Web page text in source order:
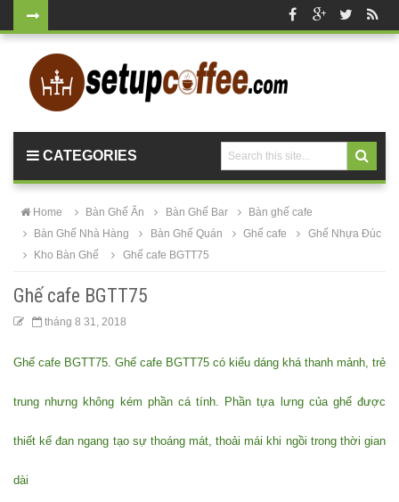
mặt đá
chân mạ
coban tiếp
khách sang
trọng
Bàn ghế gỗ
hàng
vintage tại
CATEGORIES
Home Bàn Ghế Ăn Bàn Ghế Bar
Bàn ghế cafe
Bàn Ghế Nhà Hàng
Bàn Ghế Quán Ghế cafe
Ghế Nhựa Đúc
Kho Bàn Ghế
Ghế cafe BGTT75
Ghế cafe BGTT75
tháng 8 31, 2018
Ghế cafe BGTT75. Ghế cafe BGTT75 có kiểu dáng khá thanh mảnh, trẻ
trung nhưng không kém phần cá tính. Phần tựa lưng của ghế được
thiết kế đan ngang tạo sự thoáng mát, thoải mái khi ngồi trong thời gian
dài